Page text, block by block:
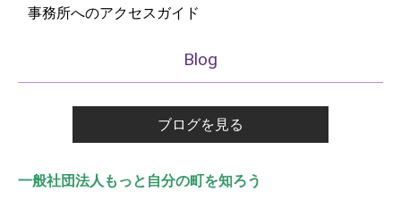
事務所へのアクセスガイド
Blog
ブログを見る
一般社団法人もっと自分の町を知ろう